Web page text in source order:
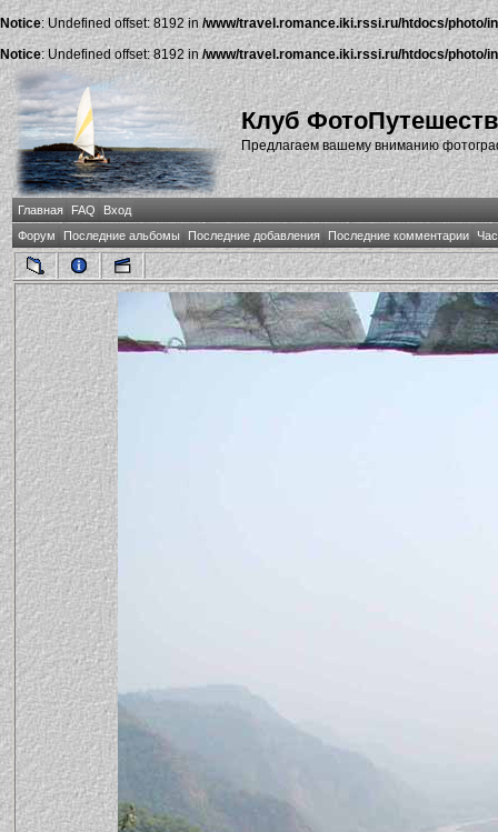
Notice: Undefined offset: 8192 in /www/travel.romance.iki.rssi.ru/htdocs/photo/
Notice: Undefined offset: 8192 in/www/travel.romance.iki.rssi.ru/htdocs/photo/
Клуб
Предлагаем вашему вниманию
Главная FAQ
Вход
Форум
Последние альбомы Последние добавления Последние комментарии